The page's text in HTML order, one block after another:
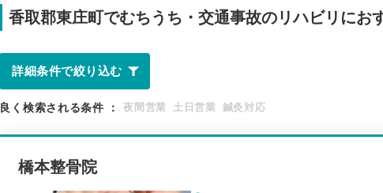
香取郡東庄町でむちうち・交通事故のリハビリにお
詳細条件で絞り込む
良く検索される条件 ： 夜間営業 土日営業 鍼灸対応
橋本整骨院